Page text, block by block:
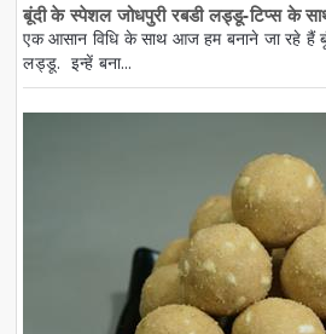
बूंदी के स्पेशल जोधपुरी रबडी लड्डू-टिप्स के
एक आसान विधि के साथ आज हम बनाने जा रहे हैं
लड्डू. इन्हें बना...